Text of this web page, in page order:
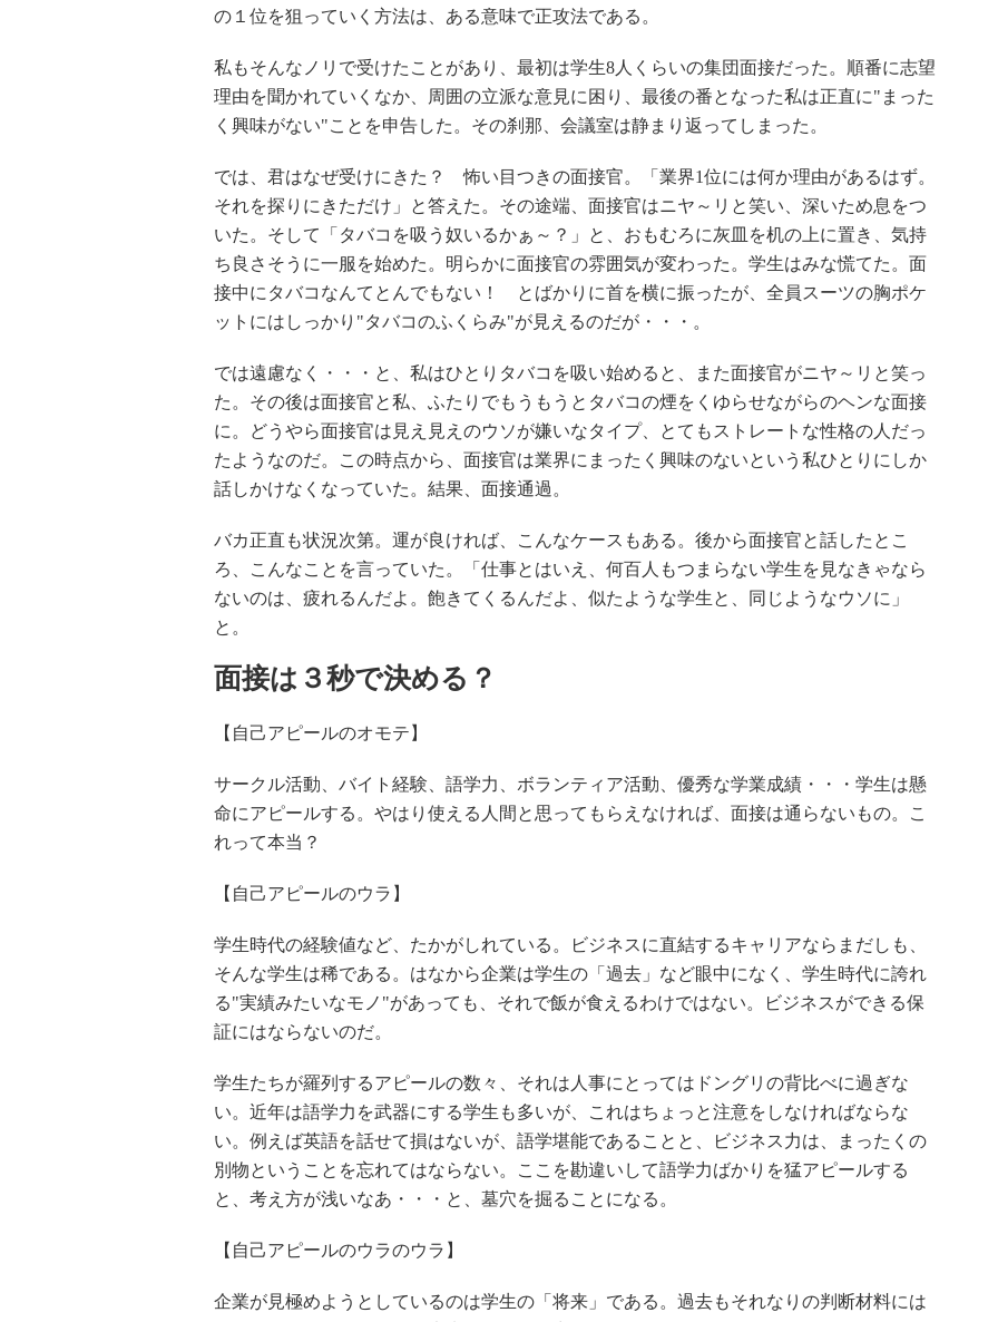
の１位を狙っていく方法は、ある意味で正攻法である。
私もそんなノリで受けたことがあり、最初は学生8人くらいの集団面接だった。順番に志望
理由を聞かれていくなか、周囲の立派な意見に困り、最後の番となった私は正直に"まった
く興味がない"ことを申告した。その刹那、会議室は静まり返ってしまった。
では、君はなぜ受けにきた？ 怖い目つきの面接官。「業界1位には何か理由があるはず。
それを探りにきただけ」と答えた。その途端、面接官はニヤ～リと笑い、深いため息をつ
いた。そして「タバコを吸う奴いるかぁ～？」と、おもむろに灰皿を机の上に置き、気持
ち良さそうに一服を始めた。明らかに面接官の雰囲気が変わった。学生はみな慌てた。面
接中にタバコなんてとんでもない！ とばかりに首を横に振ったが、全員スーツの胸ポケ
ットにはしっかり"タバコのふくらみ"が見えるのだが・・・。
では遠慮なく・・・と、私はひとりタバコを吸い始めると、また面接官がニヤ～リと笑っ
た。その後は面接官と私、ふたりでもうもうとタバコの煙をくゆらせながらのヘンな面接
に。どうやら面接官は見え見えのウソが嫌いなタイプ、とてもストレートな性格の人だっ
たようなのだ。この時点から、面接官は業界にまったく興味のないという私ひとりにしか
話しかけなくなっていた。結果、面接通過。
バカ正直も状況次第。運が良ければ、こんなケースもある。後から面接官と話したとこ
ろ、こんなことを言っていた。「仕事とはいえ、何百人もつまらない学生を見なきゃなら
ないのは、疲れるんだよ。飽きてくるんだよ、似たような学生と、同じようなウソに」
と。
面接は３秒で決める？
【自己アピールのオモテ】
サークル活動、バイト経験、語学力、ボランティア活動、優秀な学業成績・・・学生は懸
命にアピールする。やはり使える人間と思ってもらえなければ、面接は通らないもの。こ
れって本当？
【自己アピールのウラ】
学生時代の経験値など、たかがしれている。ビジネスに直結するキャリアならまだしも、
そんな学生は稀である。はなから企業は学生の「過去」など眼中になく、学生時代に誇れ
る"実績みたいなモノ"があっても、それで飯が食えるわけではない。ビジネスができる保
証にはならないのだ。
学生たちが羅列するアピールの数々、それは人事にとってはドングリの背比べに過ぎな
い。近年は語学力を武器にする学生も多いが、これはちょっと注意をしなければならな
い。例えば英語を話せて損はないが、語学堪能であることと、ビジネス力は、まったくの
別物ということを忘れてはならない。ここを勘違いして語学力ばかりを猛アピールする
と、考え方が浅いなあ・・・と、墓穴を掘ることになる。
【自己アピールのウラのウラ】
企業が見極めようとしているのは学生の「将来」である。過去もそれなりの判断材料には